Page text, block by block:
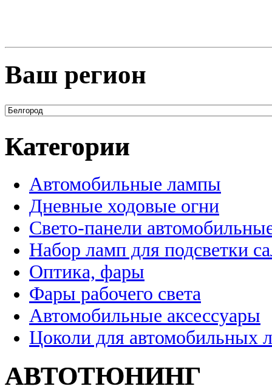
Ваш регион
Категории
Автомобильные лампы
Дневные ходовые огни
Свето-панели
Набор ламп для подсветки
Оптика, фары
Фары рабочего света
Автомобильные аксессуары
Цоколи для автомобильных
АВТОТЮНИНГ